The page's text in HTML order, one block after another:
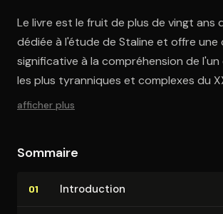
Le livre est le fruit de plus de vingt ans
dédiée à l'étude de Staline et offre
significative à la compréhension de
les plus tyranniques et complexes du
afficher plus
Sommaire
01 In­tro­duc­tion